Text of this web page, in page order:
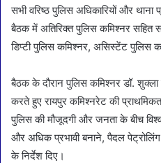
सभी वरिष्ठ पुलिस अधिकारियों और थाना
बैठक में अतिरिक्त पुलिस कमिश्नर सहित
डिप्टी पुलिस कमिश्नर, असिस्टेंट पुलिस
बैठक के दौरान पुलिस कमिश्नर डॉ. शुक्ला
करते हुए रायपुर कमिश्नरेट की
पुलिस की मौजूदगी और जनता के बीच
और अधिक प्रभावी बनाने, पैदल
के निर्देश दिए।